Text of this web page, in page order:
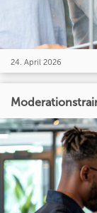
24. April 2026